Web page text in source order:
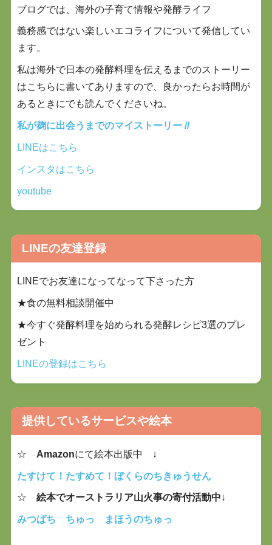
ブログでは、海外の子育て情報や発酵ライフ
義務感ではない楽しいエコライフについて発信してい
ます。
私は海外で日本の発酵料理を伝えるまでのストーリー
はこちらに書いてありますので、良かったらお時間が
あるときにでも読んでくださいね。
私が麹に出会うまでのマイストーリー //
LINEはこちら
インスタはこちら
youtube
LINEの友達登録
LINEでお友達になってなって下さった方
★食の無料相談開催中
★今すぐ発酵料理を始められる発酵レシピ3選のプレ
ゼント
LINEの登録はこちら
提供しているサービスや絵本
☆ Amazonにて絵本出版中 ↓
たすけて！たすめて！ぼくらのちきゅうせん
☆ 絵本でオーストラリア山火事の寄付活動中↓
みつばち ちゅっ まほうのちゅっ